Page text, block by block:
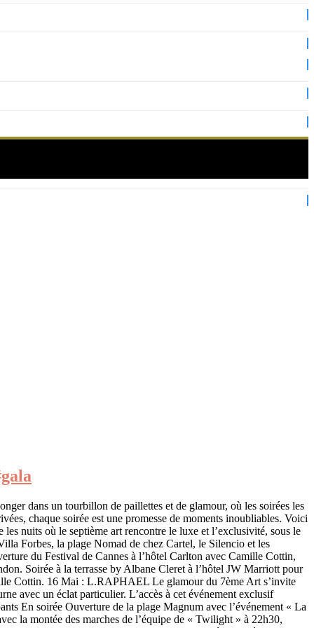
dans un tourbillon de paillettes et de glamour, où les soirées les
chaque soirée est une promesse de moments inoubliables. Voici
nuits où le septième art rencontre le luxe et l’exclusivité, sous le
Forbes, la plage Nomad de chez Cartel, le Silencio et les
du Festival de Cannes à l’hôtel Carlton avec Camille Cottin,
Soirée à la terrasse by Albane Cleret à l’hôtel JW Marriott pour
Cottin. 16 Mai : L.RAPHAEL Le glamour du 7ème Art s’invite
avec un éclat particulier. L’accès à cet événement exclusif
En soirée Ouverture de la plage Magnum avec l’événement « La
la montée des marches de l’équipe de « Twilight » à 22h30,